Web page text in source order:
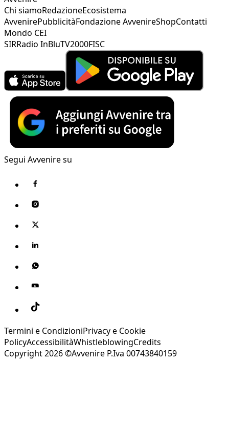
Chi siamoRedazioneEcosistema
AvvenirePubblicitàFondazione AvvenireShopContatti
Mondo CEI
SIRRadio InBluTV2000FISC
Segui Avvenire su
Termini e CondizioniPrivacy e Cookie
PolicyAccessibilitàWhistleblowingCredits
Copyright 2026 ©Avvenire P.Iva 00743840159